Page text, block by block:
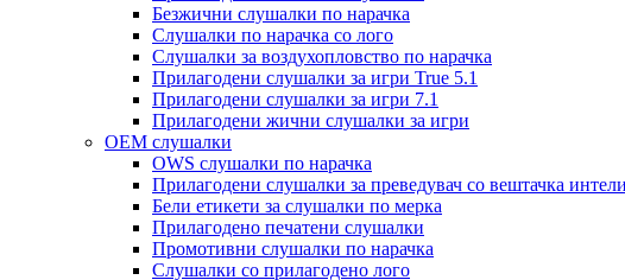
Безжични слушалки по нарачка
Слушалки по нарачка со лого
Слушалки за воздухопловство по нарачка
Прилагодени слушалки за игри True 5.1
Прилагодени слушалки за игри 7.1
Прилагодени жични слушалки за игри
OEM слушалки
OWS слушалки по нарачка
Прилагодени слушалки за преведувач со вештачка
Бели етикети за слушалки по мерка
Прилагодено печатени слушалки
Промотивни слушалки по нарачка
Слушалки со прилагодено лого